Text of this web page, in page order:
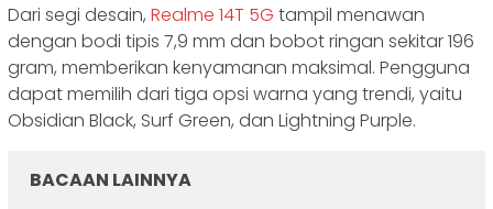
Dari segi desain, Realme 14T 5G tampil menawan
dengan bodi tipis 7,9 mm dan bobot ringan sekitar 196
gram, memberikan kenyamanan maksimal. Pengguna
dapat memilih dari tiga opsi warna yang trendi, yaitu
Obsidian Black, Surf Green, dan Lightning Purple.
BACAAN LAINNYA